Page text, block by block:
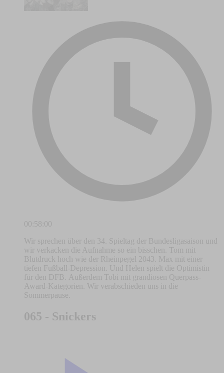
00:58:00
Wir sprechen über den 34. Spieltag der Bundesligasaison und
wir verkacken die Aufnahme so ein bisschen. Tom mit
Blutdruck hoch wie der Rheinpegel 2043. Max mit einer
tiefen Fußball-Depression. Und Helen spielt die Optimistin
für den DFB. Außerdem Tobi mit grandiosen Querpass-
Award-Kategorien. Wir verabschieden uns in die
Sommerpause.
065 - Snickers